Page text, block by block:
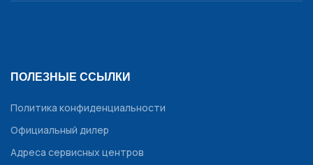
ПОЛЕЗНЫЕ ССЫЛКИ
Политика конфиденциальности
Официальный дилер
Адреса сервисных центров